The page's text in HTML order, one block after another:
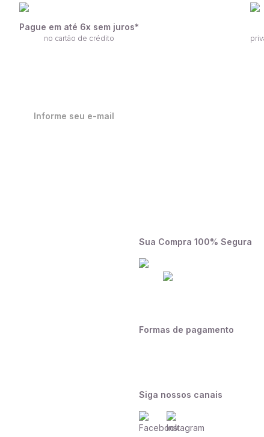
Pague em até 6x sem juros*
no cartão de crédito
Sua Compra 100% Segura
Formas de pagamento
Siga nossos canais